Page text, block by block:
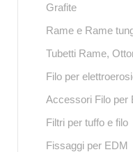
Grafite
Rame e Rame
Tubetti Rame,
Filo per
Accessori Filo per
Filtri per tuffo e filo
Fissaggi per EDM